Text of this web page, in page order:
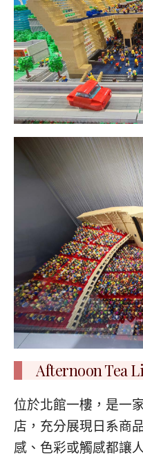
Afternoon Tea
位於北館一樓，是一
店，充分展現日系商
感、色彩或觸感都讓